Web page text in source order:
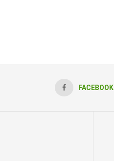
FACEBOOK